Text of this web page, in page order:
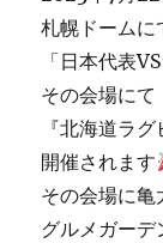
札幌ドームに
「日本代表
その会場にて
『北海道ラ
開催されます
その会場に亀
グルメガーデ